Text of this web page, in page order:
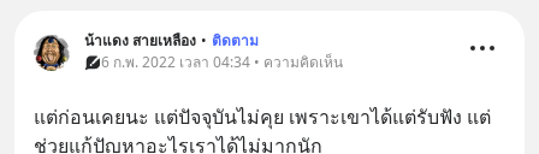
น้าแดง สายเหลือง • ติดตาม
6 ก.พ. 2022 เวลา 04:34 • ความคิดเห็น
แต่ก่อนเคยนะ แต่ปัจจุบันไม่คุย เพราะเขาได้แต่รับฟัง แต่
ช่วยแก้ปัญหาอะไรเราได้ไม่มากนัก